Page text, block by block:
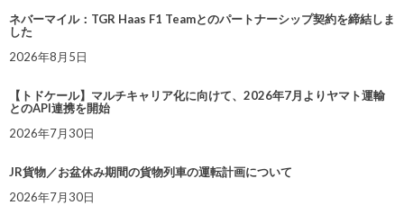
ネバーマイル：TGR Haas F1 Teamとのパートナーシップ契約を締結しま
した
2026年8月5日
【トドケール】マルチキャリア化に向けて、2026年7月よりヤマト運輸
とのAPI連携を開始
2026年7月30日
JR貨物／お盆休み期間の貨物列車の運転計画について
2026年7月30日